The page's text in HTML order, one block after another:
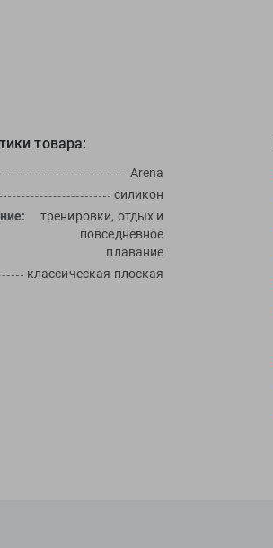
товара:
Arena
силикон
тренировки, отдых и
повседневное
плавание
классическая плоская